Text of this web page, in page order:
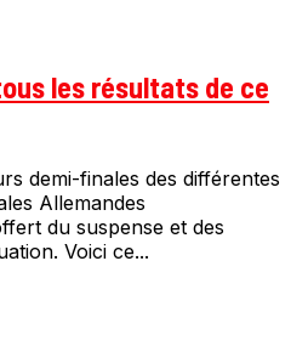
les résultats de ce
demi-finales des différentes
Allemandes
du suspense et des
Voici ce...